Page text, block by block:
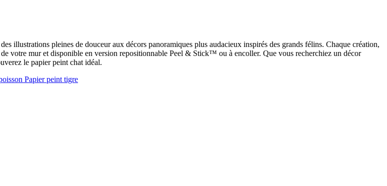
illustrations pleines de douceur aux décors panoramiques plus audacieux inspirés des grands félins. Chaque création,
votre mur et disponible en version repositionnable Peel & Stick™ ou à encoller. Que vous recherchiez un décor
le papier peint chat idéal.
Papier peint tigre